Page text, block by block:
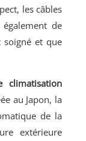
les câbles
de
et que
climatisation
au Japon, la
de la
extérieure